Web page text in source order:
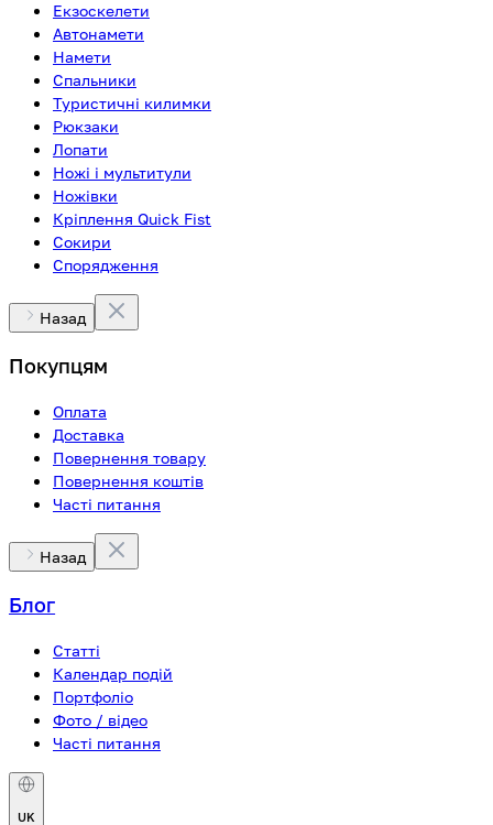
Екзоскелети
Автонамети
Намети
Спальники
Туристичні килимки
Рюкзаки
Лопати
Ножі і мультитули
Ножівки
Кріплення Quick Fist
Сокири
Спорядження
Назад
Покупцям
Оплата
Доставка
Повернення товару
Повернення коштів
Часті питання
Назад
Блог
Статті
Календар подій
Портфоліо
Фото / відео
Часті питання
UK